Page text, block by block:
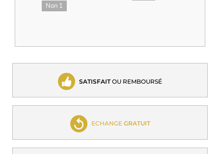
Non 1
SATISFAITOU REMBOURSÉ
ECHANGE GRATUIT